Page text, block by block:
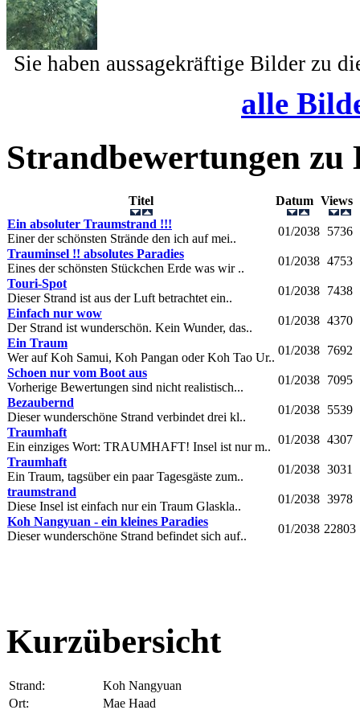
Sie haben aussagekräftige Bilder zu
alle
Strandbewertungen zu
Titel Datum Views
Ein absoluter Traumstrand !!!
Einer der schönsten Strände den ich auf mei..
01/2038 5736
Trauminsel !! absolutes Paradies
Eines der schönsten Stückchen Erde was wir ..
01/2038 4753
Touri-Spot
Dieser Strand ist aus der Luft betrachtet ein..
01/2038 7438
Einfach nur wow
Der Strand ist wunderschön. Kein Wunder, das..
01/2038 4370
Ein Traum
Wer auf Koh Samui, Koh Pangan oder Koh Tao Ur..
01/2038 7692
Schoen nur vom Boot aus
Vorherige Bewertungen sind nicht realistisch...
01/2038 7095
Bezaubernd
Dieser wunderschöne Strand verbindet drei kl..
01/2038 5539
Traumhaft
Ein einziges Wort: TRAUMHAFT! Insel ist nur m..
01/2038 4307
Traumhaft
Ein Traum, tagsüber ein paar Tagesgäste zum..
01/2038 3031
traumstrand
Diese Insel ist einfach nur ein Traum Glaskla..
01/2038 3978
Koh Nangyuan - ein kleines Paradies
Dieser wunderschöne Strand befindet sich auf..
01/2038 22803
Kurzübersicht
Strand:
Koh Nangyuan
Ort:
Mae Haad